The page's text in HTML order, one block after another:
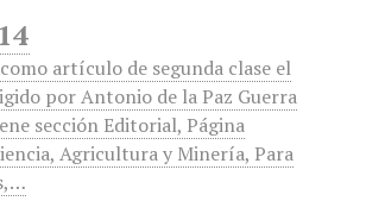
artículo de segunda clase el
por Antonio de la Paz Guerra
sección Editorial, Página
Agricultura y Minería, Para